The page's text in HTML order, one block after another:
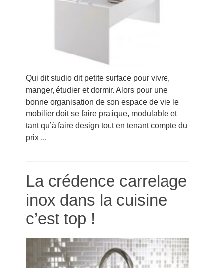
Qui dit studio dit petite surface pour vivre,
manger, étudier et dormir. Alors pour une
bonne organisation de son espace de vie le
mobilier doit se faire pratique, modulable et
tant qu’à faire design tout en tenant compte du
prix ...
La crédence carrelage
inox dans la cuisine
c’est top !